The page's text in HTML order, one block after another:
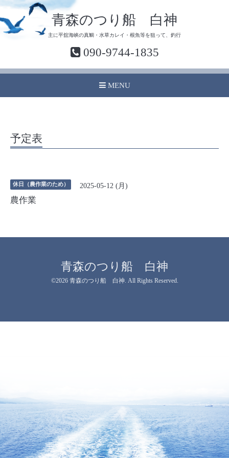
青森のつり船 白神
主に平舘海峡の真鯛・水草カレイ・根魚等を狙って、釣行
090-9744-1835
MENU
予定表
休日（農作業のため） 2025-05-12 (月)
農作業
青森のつり船 白神
©2026 青森のつり船 白神. All Rights Reserved.